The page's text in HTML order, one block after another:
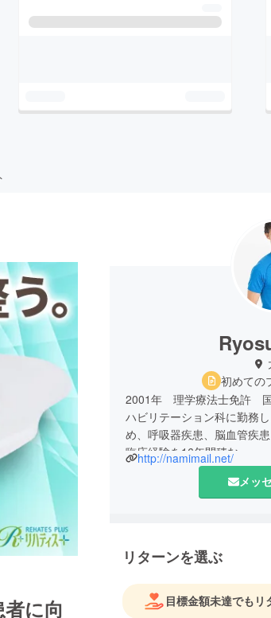
に向
初めての
2001年 理学療法士免許 国
ハビリテーション科に勤務
め、呼吸器疾患、脳血管疾
臨床経験を16年間積む。
傍ら、学会発表、論文執筆
その中で高齢者の誤嚥性肺
て歩けなかった人が歩ける
喜ぶことに生きがいを見出す
http://namimail.net/
メッ
リターンを選ぶ
目標金額未達でもリ